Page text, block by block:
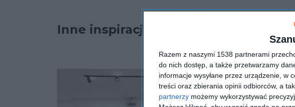
Razem z naszymi 1538 partnerami
do nich dostęp, a także przetwarzamy
informacje wysyłane przez urządzenie, w
treści oraz zbierania opinii odbiorców, a
partnerzy możemy wykorzystywać
Inne inspiracje